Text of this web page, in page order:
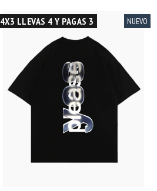
4X3 LLEVAS 4 Y PAGAS 3 NUEVO